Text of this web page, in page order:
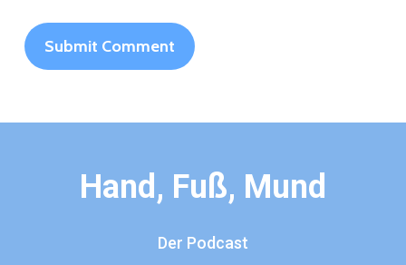
Hand, Fuß, Mund
Der Podcast